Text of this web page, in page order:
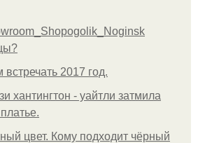
2017 год.
хантингтон - уайтли затмила
цвет. Кому подходит чёрный